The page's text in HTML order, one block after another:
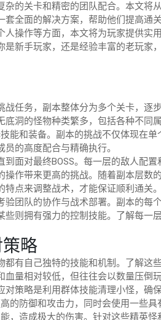
的关卡和精密的团队配合。本文将
全面的解决方案，帮助他们提高通
操作等方面，本文将为玩家提供实
新手玩家，还是经验丰富的老玩家
任务，副本整体分为多个关卡，逐
洞的怪物种类繁多，包括各种不同
能和装备。副本的挑战不仅体现在
的高度配合与精确执行。
面对最终BOSS。每一层的敌人配置
作带来更高的挑战。随着副本层数
点来调整战术，才能保证顺利通关。
团队的协作与战术部署。副本的每
则拥有强力的控制技能。了解每一
略
有自己独特的技能和机制。了解这
量相对较低，但往往会以数量压倒
策略是利用群体技能清理小怪，确
的防御和攻击力，同时会使用一些具
，造成极大的伤害。针对这些精英怪